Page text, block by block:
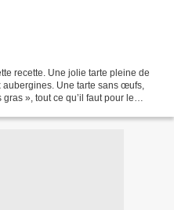
recette. Une jolie tarte pleine de
Une tarte sans œufs,
», tout ce qu’il faut pour le